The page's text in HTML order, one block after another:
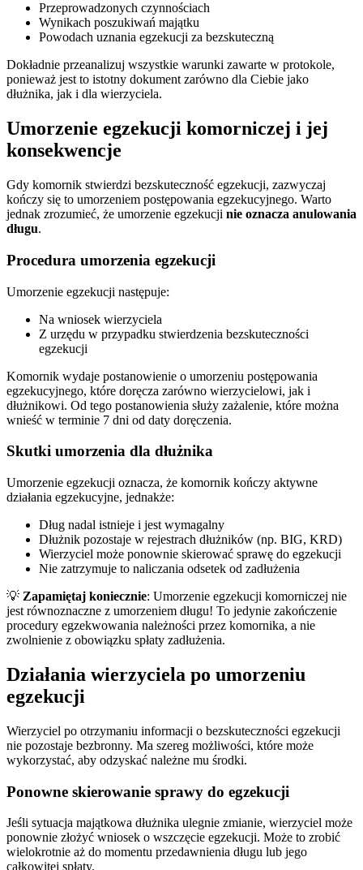
Przeprowadzonych czynnościach
Wynikach poszukiwań majątku
Powodach uznania egzekucji za bezskuteczną
Dokładnie przeanalizuj wszystkie warunki zawarte w protokole,
ponieważ jest to istotny dokument zarówno dla Ciebie jako
dłużnika, jak i dla wierzyciela.
Umorzenie egzekucji komorniczej i jej
konsekwencje
Gdy komornik stwierdzi bezskuteczność egzekucji, zazwyczaj
kończy się to umorzeniem postępowania egzekucyjnego. Warto
jednak zrozumieć, że umorzenie egzekucji nie oznacza anulowania
długu.
Procedura umorzenia egzekucji
Umorzenie egzekucji następuje:
Na wniosek wierzyciela
Z urzędu w przypadku stwierdzenia bezskuteczności
egzekucji
Komornik wydaje postanowienie o umorzeniu postępowania
egzekucyjnego, które doręcza zarówno wierzycielowi, jak i
dłużnikowi. Od tego postanowienia służy zażalenie, które można
wnieść w terminie 7 dni od daty doręczenia.
Skutki umorzenia dla dłużnika
Umorzenie egzekucji oznacza, że komornik kończy aktywne
działania egzekucyjne, jednakże:
Dług nadal istnieje i jest wymagalny
Dłużnik pozostaje w rejestrach dłużników (np. BIG, KRD)
Wierzyciel może ponownie skierować sprawę do egzekucji
Nie zatrzymuje to naliczania odsetek od zadłużenia
💡 Zapamiętaj koniecznie: Umorzenie egzekucji komorniczej nie
jest równoznaczne z umorzeniem długu! To jedynie zakończenie
procedury egzekwowania należności przez komornika, a nie
zwolnienie z obowiązku spłaty zadłużenia.
Działania wierzyciela po umorzeniu
egzekucji
Wierzyciel po otrzymaniu informacji o bezskuteczności egzekucji
nie pozostaje bezbronny. Ma szereg możliwości, które może
wykorzystać, aby odzyskać należne mu środki.
Ponowne skierowanie sprawy do egzekucji
Jeśli sytuacja majątkowa dłużnika ulegnie zmianie, wierzyciel może
ponownie złożyć wniosek o wszczęcie egzekucji. Może to zrobić
wielokrotnie aż do momentu przedawnienia długu lub jego
całkowitej spłaty.